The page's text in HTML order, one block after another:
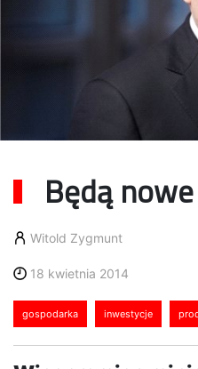
Będą
Witold Zygmunt
18 kwietnia 2014
gospodarka inwestycje